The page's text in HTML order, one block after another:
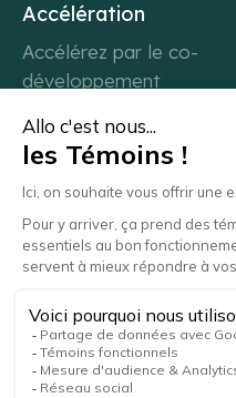
Accélération
Accélérez par le co-
développement
Accélérez avec l'IA
Accélérez avec Axify